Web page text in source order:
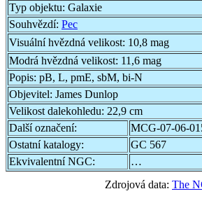
Typ objektu: Galaxie
Souhvězdí: Pec
Visuální hvězdná velikost: 10,8 mag
Modrá hvězdná velikost: 11,6 mag
Popis: pB, L, pmE, sbM, bi-N
Objevitel: James Dunlop
Velikost dalekohledu: 22,9 cm
Další označení:
MCG-07-06-
Ostatní katalogy:
GC 567
Ekvivalentní NGC:
…
Zdrojová data: The